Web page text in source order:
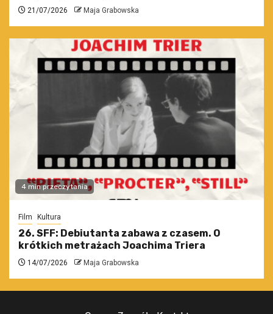
21/07/2026 Maja Grabowska
4 min przeczytania
Film Kultura
26. SFF: Debiutanta zabawa z czasem. O
krótkich metrażach Joachima Triera
14/07/2026 Maja Grabowska